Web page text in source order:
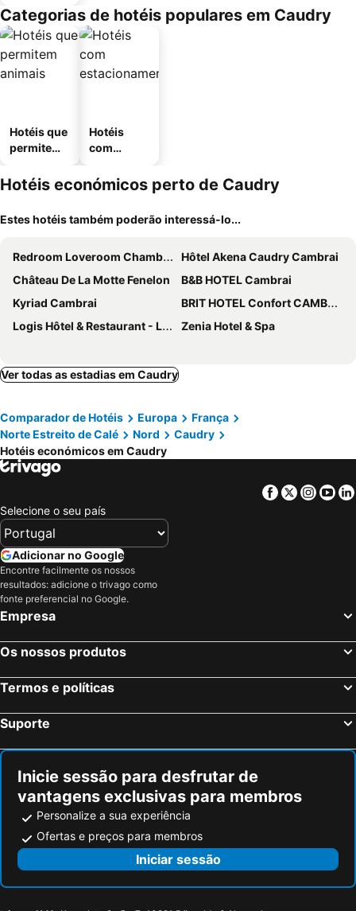
Categorias de hotéis populares em Caudry
Hotéis que
permitem
Hotéis
com
mento
Hotéis económicos perto de Caudry
Estes hotéis também poderão interessá-lo...
Redroom Loveroom Chambre Spa privative Insolite Thème 50 nuances de grey
Hôtel Akena Caudry Cambrai
Château De La Motte Fenelon
B&B HOTEL Cambrai
Kyriad Cambrai
BRIT HOTEL Confort CAMBRAI
Logis Hôtel & Restaurant - Le Mouton Blanc
Zenia Hotel & Spa
Ver todas as estadias em Caudry
Comparador de Hotéis Europa
França
Norte Estreito de Calé
Nord
Caudry
Hotéis económicos em Caudry
Facebook
Twitter
Selecione o seu país
Adicionar no Google
Encontre facilmente os nossos
resultados: adicione o trivago como
fonte preferencial no Google.
Empresa
Os nossos produtos
Termos e políticas
Suporte
Inicie sessão para desfrutar de
vantagens exclusivas para membros
Personalize a sua experiência
Ofertas e preços para membros
Iniciar sessão